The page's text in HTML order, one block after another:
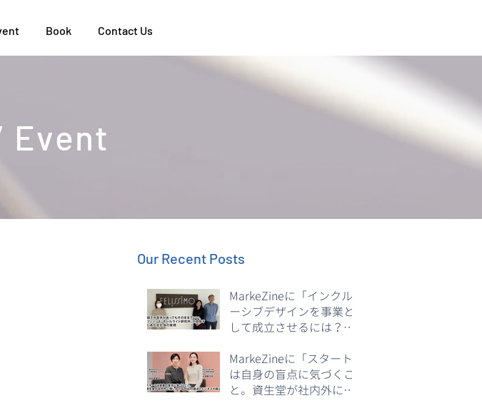
Book Contact Us
Event
Our Recent Posts
MarkeZineに「インクル
ーシブデザインを事業と
して成立させるには？フ
研究所』が体現するDE＆
I」が掲載
MarkeZineに「スタート
は自身の盲点に気づくこ
と。資生堂が社内外に問